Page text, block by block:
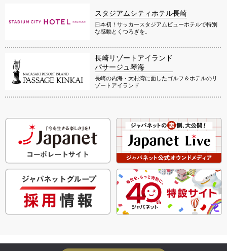
スタジアムシティホテル長崎
日本初！サッカースタジアムビューホテルで特別
な感動とくつろぎを。
長崎リゾートアイランド
パサージュ琴海
長崎の内海・大村湾に面したゴルフ＆ホテルのリ
ゾートアイランド